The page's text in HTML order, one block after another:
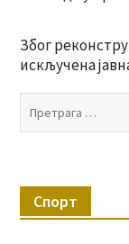
Због
искључена
Спорт